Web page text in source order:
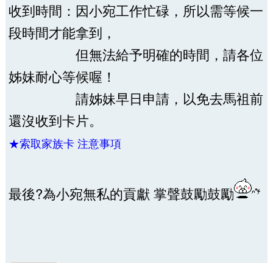
收到時間：因小宛工作忙碌，所以需等候一
段時間才能拿到，
但無法給予明確的時間，請各位
姊妹耐心等候喔！
請姊妹早日申請，以免去馬祖前
還沒收到卡片。
★索取家族卡 注意事項
最後?為小宛無私的貢獻 掌聲鼓勵鼓勵